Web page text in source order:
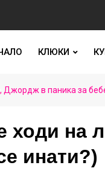
КЛЮКИ
в паника за
ходи на
инати?)